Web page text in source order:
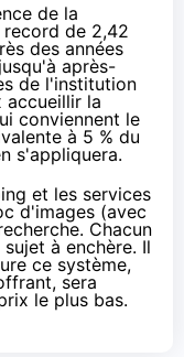
de la
record de 2,42
des années
après-
de l'institution
accueillir la
conviennent le
à 5 % du
s'appliquera.
et les services
d'images (avec
Chacun
à enchère. Il
ce système,
sera
le plus bas.